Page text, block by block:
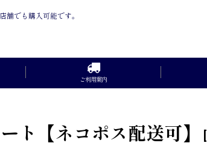
舗でも購入可能です。
ご利用案内
ト【ネコポス配送可】